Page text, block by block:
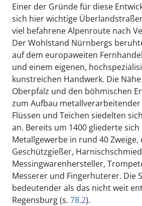
Einer der Gründe für diese
sich hier wichtige
viel befahrene Alpenroute nach
Der Wohlstand Nürnbergs
auf dem europaweiten
und einem eigenen,
kunstreichen Handwerk. Die
Oberpfalz und den böhmischen
zum Aufbau metallverarbeitender
Flüssen und Teichen siedelten
an. Bereits um 1400 gliederte
Metallgewerbe in rund 40
Geschützgießer,
Messingwarenhersteller,
Messerer und Fingerhuterer. Die
bedeutender als das nicht weit
Regensburg (s. 78.2).